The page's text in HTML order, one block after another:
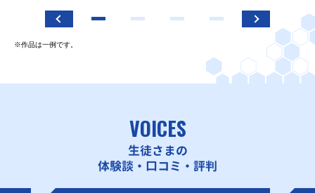
※作品は一例です。
VOICES
生徒さまの
体験談・口コミ・評判